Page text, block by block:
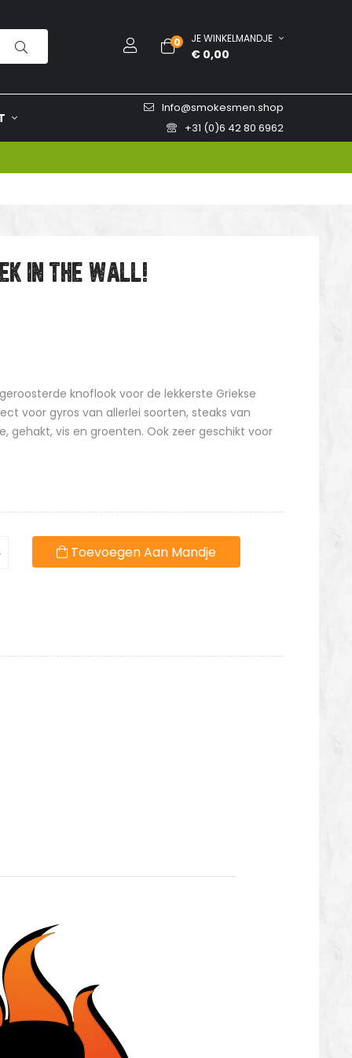
0 JE WINKELMANDJE
€ 0,00
Info@smokesmen.shop
+31 (0)6 42 80 6962
IN THE WALL!
knoflook voor de lekkerste Griekse
voor gyros van allerlei soorten, steaks van
gehakt, vis en groenten. Ook zeer geschikt voor
Toevoegen Aan Mandje